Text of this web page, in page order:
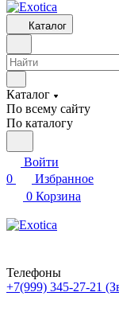
Каталог
Каталог
По всему сайту
По каталогу
Войти
0
Избранное
0 Корзина
Телефоны
+7(999) 345-27-21